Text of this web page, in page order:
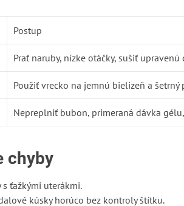
Postup
Prať naruby, nízke otáčky, sušiť upravenú
Použiť vrecko na jemnú bielizeň a šetrný
Nepreplniť bubon, primeraná dávka
chyby
s ťažkými uterákmi.
kúsky horúco bez kontroly štítku.